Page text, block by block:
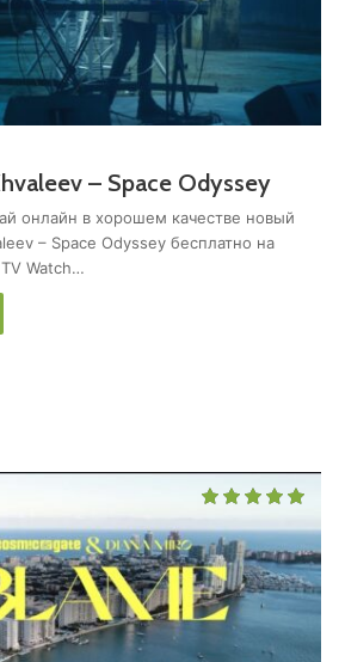
– Space Odyssey
онлайн в хорошем качестве новый
– Space Odyssey бесплатно на
Watch…